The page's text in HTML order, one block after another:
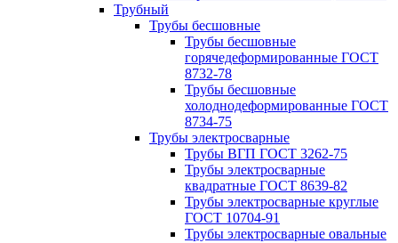
Трубный
Трубы бесшовные
Трубы бесшовные
горячедеформированные ГОСТ
8732-78
Трубы бесшовные
холоднодеформированные ГОСТ
8734-75
Трубы электросварные
Трубы ВГП ГОСТ 3262-75
Трубы электросварные
квадратные ГОСТ 8639-82
Трубы электросварные круглые
ГОСТ 10704-91
Трубы электросварные овальные